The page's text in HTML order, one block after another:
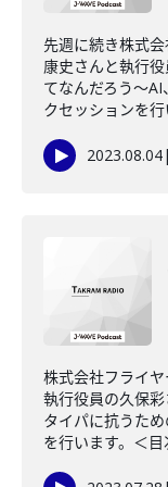
先週に続き株式
康史さんと執行
てなんだろう〜
クセッションを
2023.08.04|
株式会社フライ
執行役員の久保
タイパに抗うた
を行います。＜